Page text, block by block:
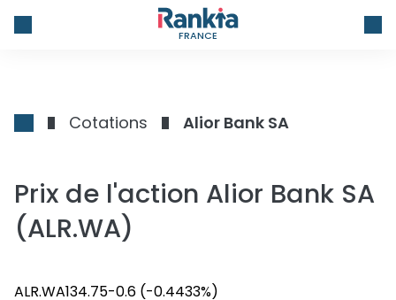
FRANCE
Cotations Alior Bank SA
Prix de l'action Alior Bank SA
(ALR.WA)
ALR.WA134.75-0.6 (-0.4433%)